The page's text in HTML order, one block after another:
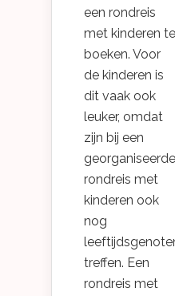
een rondreis
met kinderen te
boeken. Voor
de kinderen is
dit vaak ook
leuker, omdat
zijn bij een
georganiseerde
rondreis met
kinderen ook
nog
treffen. Een
rondreis met